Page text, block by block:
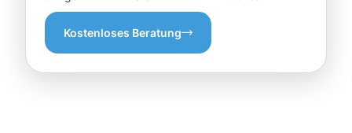
Kostenloses Beratung